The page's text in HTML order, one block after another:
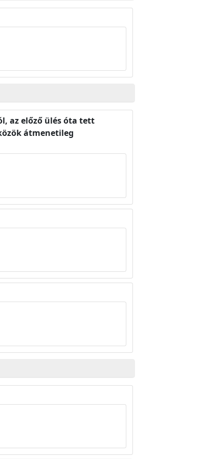
az előző ülés óta tett
átmenetileg